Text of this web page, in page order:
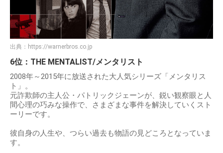
出典： https://warnerbros.co.jp
6位：THE MENTALIST/メンタリスト
2008年～2015年に放送された大人気シリーズ「メンタリス
ト」。
元詐欺師の主人公・パトリックジェーンが、鋭い観察眼と人
間心理の巧みな操作で、さまざまな事件を解決していくスト
ーリーです。
彼自身の人生や、つらい過去も物語の見どころとなっていま
す。